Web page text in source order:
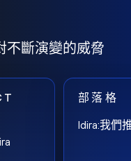
不斷演變的威脅
部落格
Idira:我們